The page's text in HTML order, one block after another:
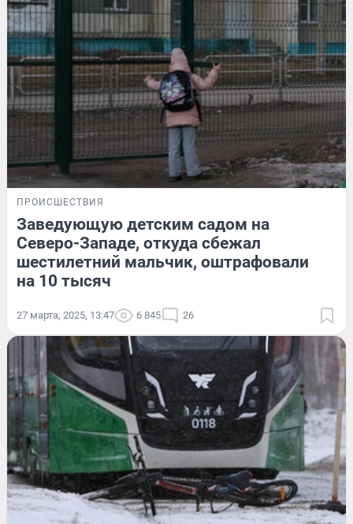
ПРОИСШЕСТВИЯ
Заведующую детским садом на
Северо-Западе, откуда сбежал
шестилетний мальчик, оштрафовали
на 10 тысяч
27 марта, 2025, 13:47 6 845 26